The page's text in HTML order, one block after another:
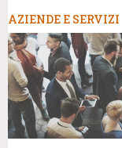
AZIENDE E SERVIZI